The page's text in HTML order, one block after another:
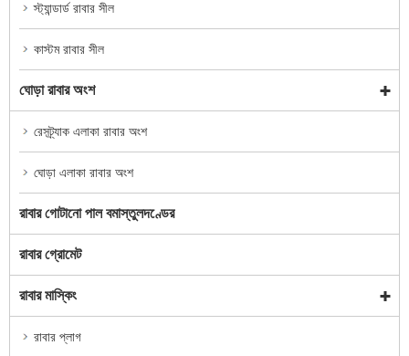
স্ট্যান্ডার্ড রাবার সীল
কাস্টম রাবার সীল
ঘোড়া রাবার অংশ
রেসট্র্যাক এলাকা রাবার অংশ
ঘোড়া এলাকা রাবার অংশ
রাবার গোটানো পাল বমাস্তুলদণ্ডের
রাবার গ্রোমেট
রাবার মাস্কিং
রাবার প্লাগ